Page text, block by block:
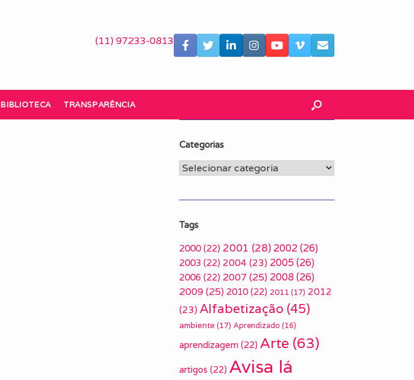
(11) 97233-0813
BIBLIOTECA TRANSPARÊNCIA
Categorias
Categorias
Tags
2000 (22) 2001 (28) 2002(26)
2003 (22) 2004 (23) 2005 (26)
2006 (22) 2007 (25) 2008(26)
2009(25) 2010 (22) 2011 (17) 2012
(23) Alfabetização (45)
ambiente (17) Aprendizado (16)
aprendizagem (22) Arte (63)
artigos (22) Avisa lá